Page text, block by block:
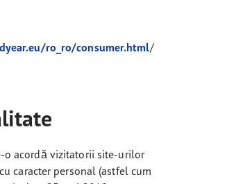
ro_ro/consumer.html/
o acordă vizitatorii site-urilor
caracter personal (astfel cum